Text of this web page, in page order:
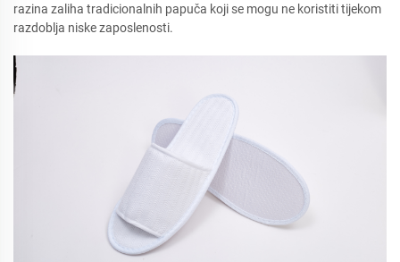
razina zaliha tradicionalnih papuča koji se mogu ne koristiti tijekom
razdoblja niske zaposlenosti.